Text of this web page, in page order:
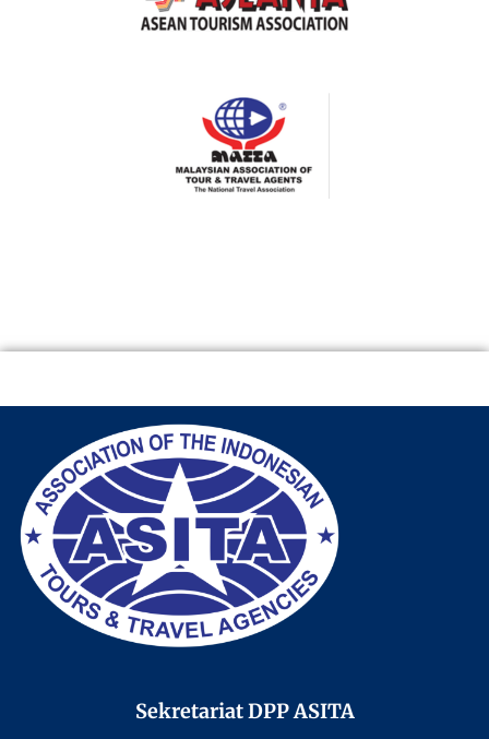
Sekretariat DPP ASITA